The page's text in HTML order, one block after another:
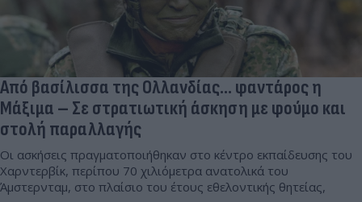
Από βασίλισσα της Ολλανδίας… φαντάρος η
Μάξιμα – Σε στρατιωτική άσκηση με φούμο και
στολή παραλλαγής
Οι ασκήσεις πραγματοποιήθηκαν στο κέντρο εκπαίδευσης του
Χαρντερβίκ, περίπου 70 χιλιόμετρα ανατολικά του
Άμστερνταμ, στο πλαίσιο του έτους εθελοντικής θητείας,